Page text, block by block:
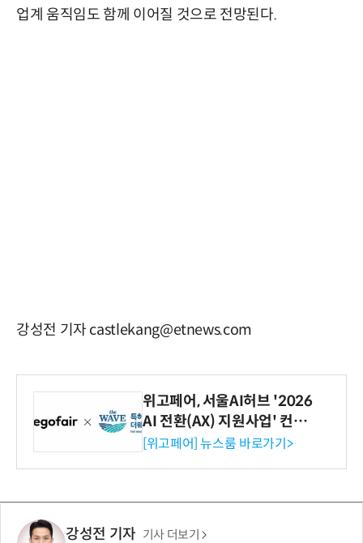
업계 움직임도 함께 이어질 것으로 전망된다.
강성전 기자 castlekang@etnews.com
위고페어, 서울AI허브 '2026
AI 전환(AX) 지원사업' 컨소
시엄 선정
[위고페어] 뉴스룸 바로가기>
강성전 기자 기사 더보기